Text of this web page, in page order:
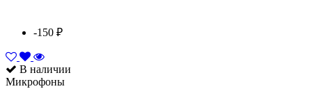
-150 ₽
В наличии
Микрофоны